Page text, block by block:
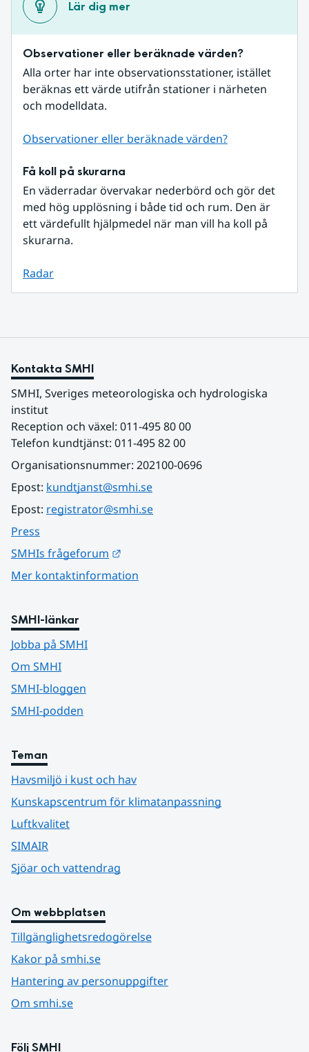
Lär dig mer
Observationer eller beräknade värden?
Alla orter har inte observationsstationer, istället
beräknas ett värde utifrån stationer i närheten
och modelldata.
Observationer eller beräknade värden?
Få koll på skurarna
En väderradar övervakar nederbörd och gör det
med hög upplösning i både tid och rum. Den är
ett värdefullt hjälpmedel när man vill ha koll på
skurarna.
Radar
Kontakta SMHI
SMHI, Sveriges meteorologiska och hydrologiska
institut
Reception och växel: 011-495 80 00
Telefon kundtjänst: 011-495 82 00
Organisationsnummer: 202100-0696
Epost: kundtjanst@smhi.se
Epost: registrator@smhi.se
Press
SMHIs frågeforum
Mer kontaktinformation
SMHI-länkar
Jobba på SMHI
Om SMHI
SMHI-bloggen
SMHI-podden
Teman
Havsmiljö i kust och hav
Kunskapscentrum för klimatanpassning
Luftkvalitet
SIMAIR
Sjöar och vattendrag
Om webbplatsen
Tillgänglighetsredogörelse
Kakor på smhi.se
Hantering av personuppgifter
Om smhi.se
Följ SMHI